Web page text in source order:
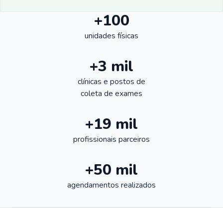
+100
unidades físicas
+3 mil
clínicas e postos de
coleta de exames
+19 mil
profissionais parceiros
+50 mil
agendamentos realizados